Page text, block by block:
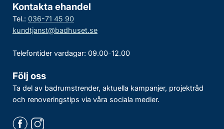
Kontakta ehandel
Tel.: 036-71 45 90
kundtjanst@badhuset.se
Telefontider vardagar: 09.00-12.00
Följ oss
Ta del av badrumstrender, aktuella kampanjer, projektråd
och renoveringstips via våra sociala medier.